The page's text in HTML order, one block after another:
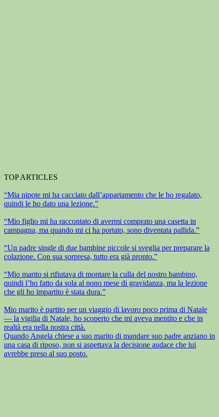
TOP ARTICLES
“Mia nipote mi ha cacciato dall’appartamento che le ho regalato,
quindi le ho dato una lezione.”
“Mio figlio mi ha raccontato di avermi comprato una casetta in
campagna, ma quando mi ci ha portato, sono diventata pallida.”
“Un padre single di due bambine piccole si sveglia per preparare la
colazione. Con sua sorpresa, tutto era già pronto.”
“Mio marito si rifiutava di montare la culla del nostro bambino,
quindi l’ho fatto da sola al nono mese di gravidanza, ma la lezione
che gli ho impartito è stata dura.”
Mio marito è partito per un viaggio di lavoro poco prima di Natale
— la vigilia di Natale, ho scoperto che mi aveva mentito e che in
realtà era nella nostra città.
Quando Angela chiese a suo marito di mandare suo padre anziano in
una casa di riposo, non si aspettava la decisione audace che lui
avrebbe preso al suo posto.